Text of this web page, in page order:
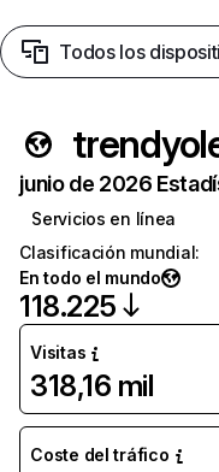
Todos los
junio de 2026
Servicios en línea
Clasificación mundial:
En todo el mundo
118.225
Visitas
318,16 mil
Coste del tráfico